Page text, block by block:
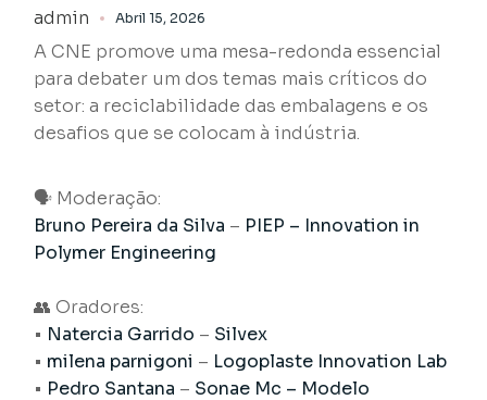
admin Abril 15, 2026
A CNE promove uma mesa-redonda essencial
para debater um dos temas mais críticos do
setor: a reciclabilidade das embalagens e os
desafios que se colocam à indústria.
🗣 Moderação:
Bruno Pereira da Silva – PIEP – Innovation in
Polymer Engineering
👥 Oradores:
• Natercia Garrido – Silvex
• milena parnigoni – Logoplaste Innovation Lab
• Pedro Santana – Sonae Mc – Modelo